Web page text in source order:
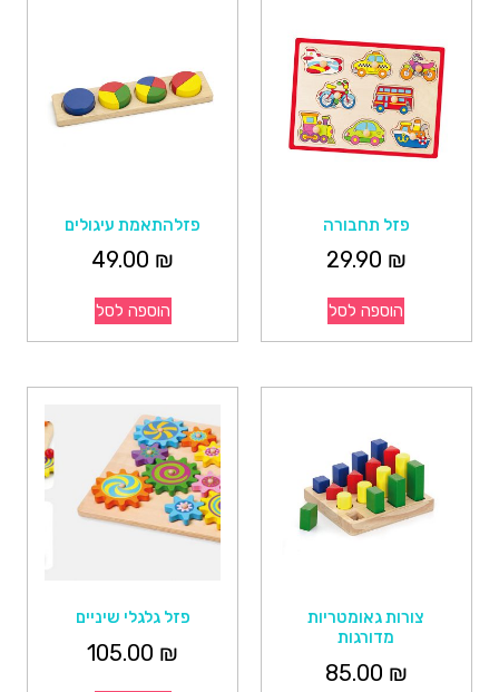
פזל תחבורה
29.90 ₪
הוספה לסל
פזלהתאמת עיגולים
49.00 ₪
הוספה לסל
צורות גאומטריות
מדורגות
85.00 ₪
פזל גלגלי שיניים
105.00 ₪